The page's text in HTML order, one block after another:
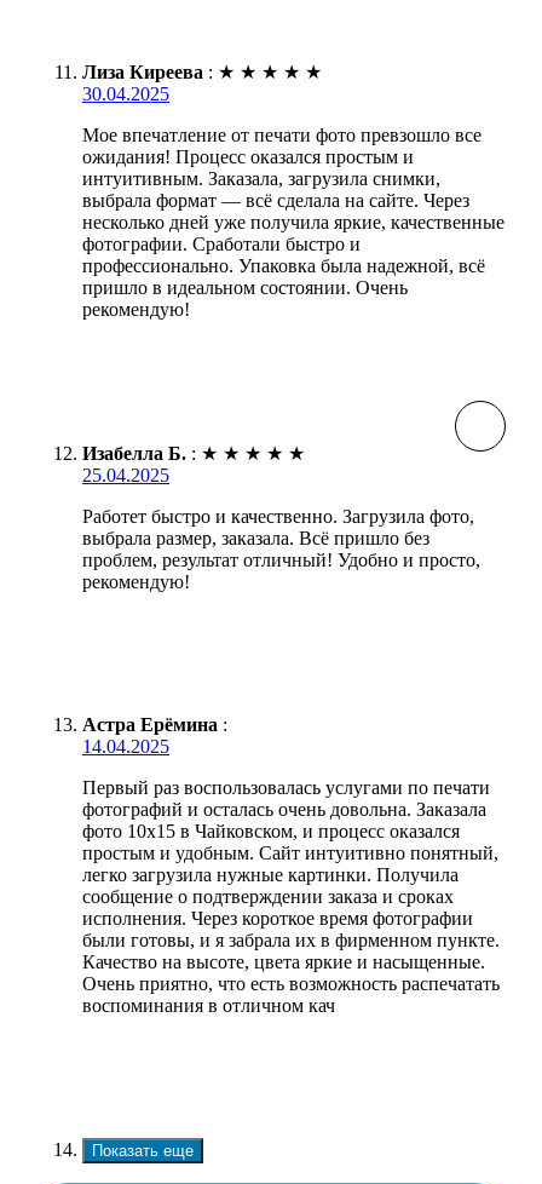
Лиза Киреева : ★ ★ ★ ★ ★
30.04.2025
Мое впечатление от печати фото превзошло все
ожидания! Процесс оказался простым и
интуитивным. Заказала, загрузила снимки,
выбрала формат — всё сделала на сайте. Через
несколько дней уже получила яркие, качественные
фотографии. Сработали быстро и
профессионально. Упаковка была надежной, всё
пришло в идеальном состоянии. Очень
рекомендую!
Изабелла Б. : ★ ★ ★ ★ ★
25.04.2025
Работет быстро и качественно. Загрузила фото,
выбрала размер, заказала. Всё пришло без
проблем, результат отличный! Удобно и просто,
рекомендую!
Астра Ерёмина :
14.04.2025
Первый раз воспользовалась услугами по печати
фотографий и осталась очень довольна. Заказала
фото 10х15 в Чайковском, и процесс оказался
простым и удобным. Сайт интуитивно понятный,
легко загрузила нужные картинки. Получила
сообщение о подтверждении заказа и сроках
исполнения. Через короткое время фотографии
были готовы, и я забрала их в фирменном пункте.
Качество на высоте, цвета яркие и насыщенные.
Очень приятно, что есть возможность распечатать
воспоминания в отличном кач
Показать еще